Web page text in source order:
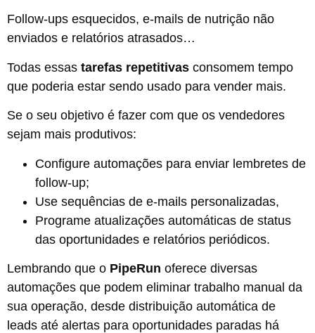
Follow-ups esquecidos, e-mails de nutrição não
enviados e relatórios atrasados…
Todas essas tarefas repetitivas consomem tempo
que poderia estar sendo usado para vender mais.
Se o seu objetivo é fazer com que os vendedores
sejam mais produtivos:
Configure automações para enviar lembretes de
follow-up;
Use sequências de e-mails personalizadas,
Programe atualizações automáticas de status
das oportunidades e relatórios periódicos.
Lembrando que o PipeRun oferece diversas
automações que podem eliminar trabalho manual da
sua operação, desde distribuição automática de
leads até alertas para oportunidades paradas há